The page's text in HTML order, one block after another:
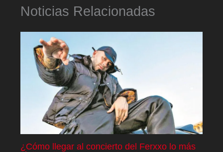
Noticias Relacionadas
¿Cómo llegar al concierto del Ferxxo lo más